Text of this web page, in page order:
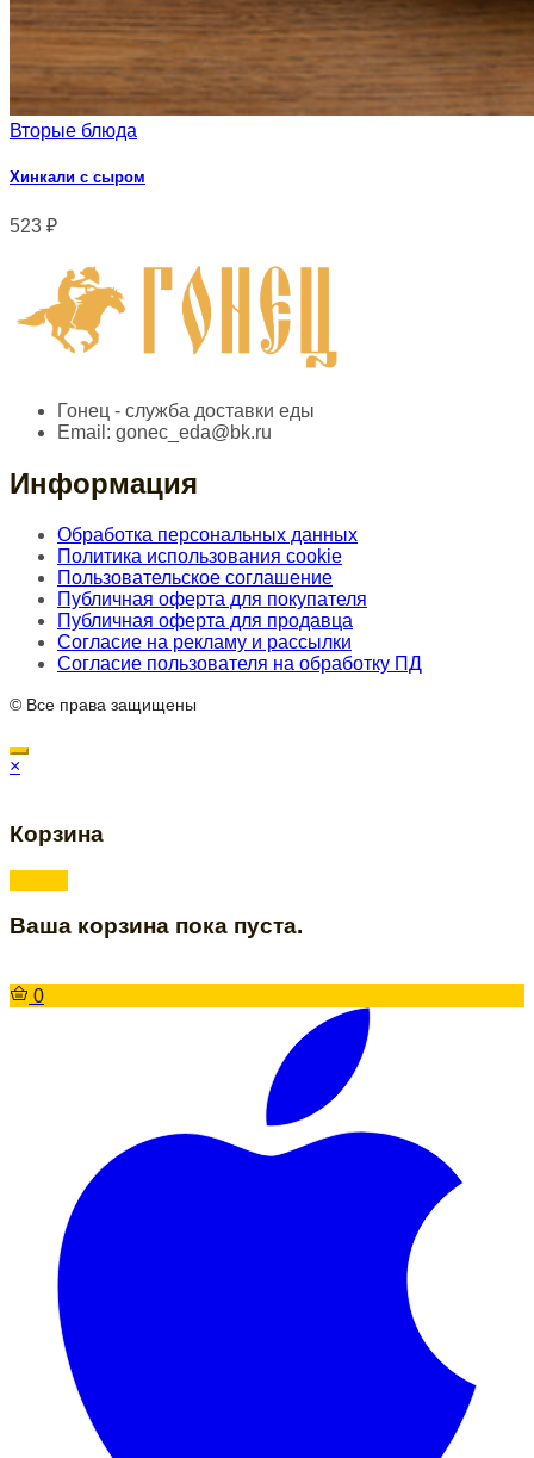
Вторые блюда
Хинкали с сыром
523 ₽
Гонец - служба доставки еды
Email: gonec_eda@bk.ru
Информация
Обработка персональных данных
Политика использования cookie
Пользовательское соглашение
Публичная оферта для покупателя
Публичная оферта для продавца
Согласие на рекламу и рассылки
Согласие пользователя на обработку ПД
© Все права защищены
×
Корзина
Ваша корзина пока пуста.
0